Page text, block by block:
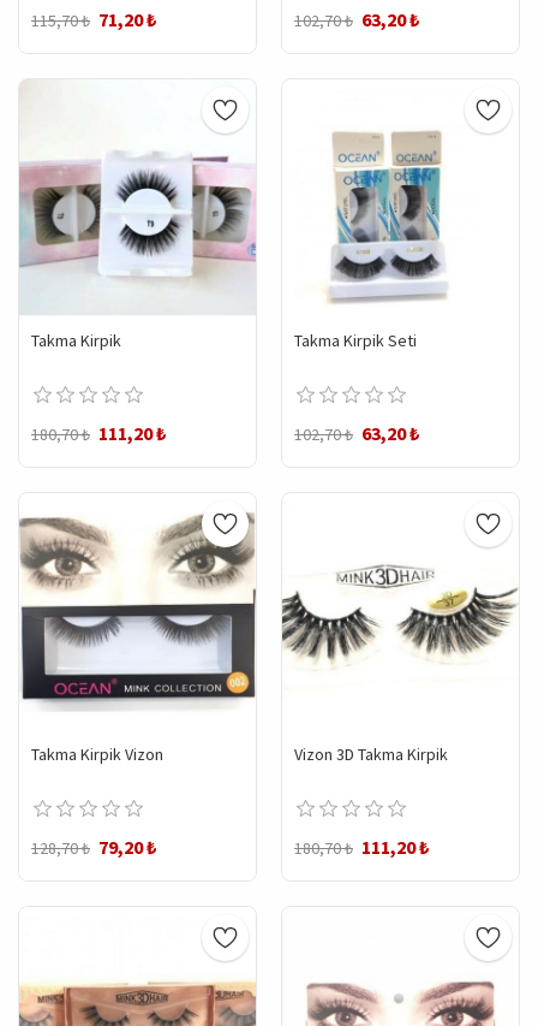
115,70 ₺ 71,20 ₺ 102,70 ₺ 63,20 ₺
Takma Kirpik
180,70 ₺ 111,20 ₺
Takma Kirpik Seti
102,70 ₺ 63,20 ₺
Takma Kirpik Vizon
128,70 ₺ 79,20 ₺
Vizon 3D Takma Kirpik
180,70 ₺ 111,20 ₺